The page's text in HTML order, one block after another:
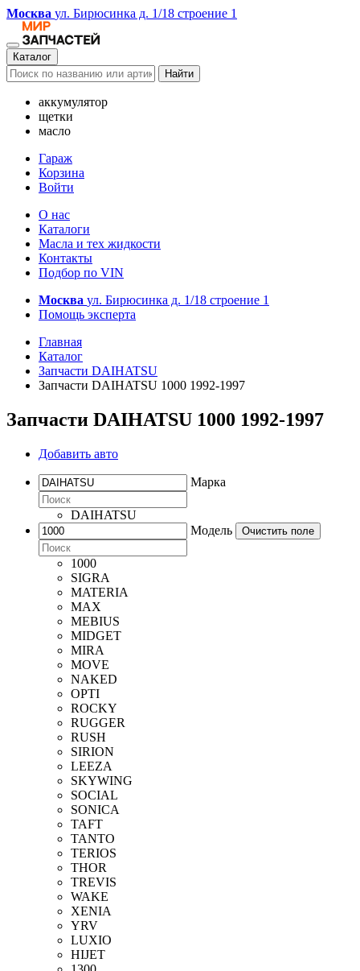
Москва ул. Бирюсинка д. 1/18 строение 1
Каталог
Найти
аккумулятор
щетки
масло
Гараж
Корзина
Войти
О нас
Каталоги
Масла и тех жидкости
Контакты
Подбор по VIN
Москва ул. Бирюсинка д. 1/18 строение 1
Помощь эксперта
Главная
Каталог
Запчасти DAIHATSU
Запчасти DAIHATSU 1000 1992-1997
Запчасти DAIHATSU 1000 1992-1997
Добавить авто
Марка
DAIHATSU
Модель
Очистить поле
1000
SIGRA
MATERIA
MAX
MEBIUS
MIDGET
MIRA
MOVE
NAKED
OPTI
ROCKY
RUGGER
RUSH
SIRION
LEEZA
SKYWING
SOCIAL
SONICA
TAFT
TANTO
TERIOS
THOR
TREVIS
WAKE
XENIA
YRV
LUXIO
HIJET